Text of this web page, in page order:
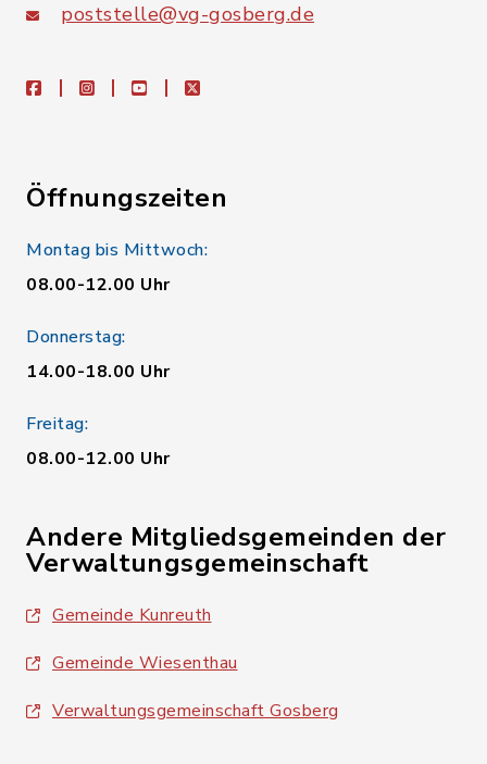
poststelle@vg-gosberg.de
facebookinstagramyoutubeX
Öffnungszeiten
Montag bis Mittwoch:
08.00-12.00 Uhr
Donnerstag:
14.00-18.00 Uhr
Freitag:
08.00-12.00 Uhr
Andere Mitgliedsgemeinden der
Verwaltungsgemeinschaft
Gemeinde Kunreuth
Gemeinde Wiesenthau
Verwaltungsgemeinschaft Gosberg